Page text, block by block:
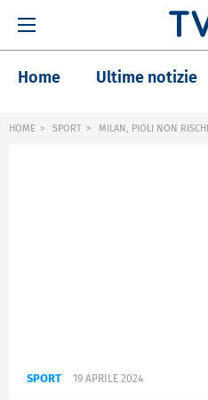
Home Ultime notizie
HOME SPORT MILAN, PIOLI NON
SPORT 19 APRILE 2024